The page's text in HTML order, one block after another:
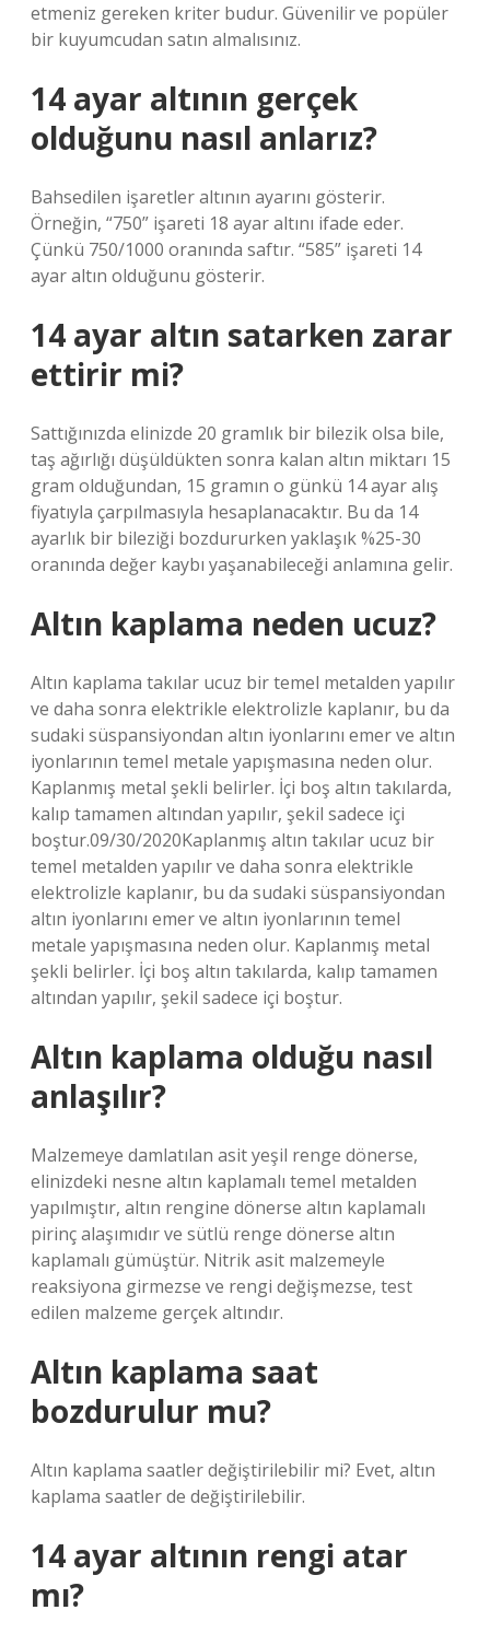
etmeniz gereken kriter budur. Güvenilir ve popüler
bir kuyumcudan satın almalısınız.
14 ayar altının gerçek
olduğunu nasıl anlarız?
Bahsedilen işaretler altının ayarını gösterir.
Örneğin, “750” işareti 18 ayar altını ifade eder.
Çünkü 750/1000 oranında saftır. “585” işareti 14
ayar altın olduğunu gösterir.
14 ayar altın satarken zarar
ettirir mi?
Sattığınızda elinizde 20 gramlık bir bilezik olsa bile,
taş ağırlığı düşüldükten sonra kalan altın miktarı 15
gram olduğundan, 15 gramın o günkü 14 ayar alış
fiyatıyla çarpılmasıyla hesaplanacaktır. Bu da 14
ayarlık bir bileziği bozdururken yaklaşık %25-30
oranında değer kaybı yaşanabileceği anlamına gelir.
Altın kaplama neden ucuz?
Altın kaplama takılar ucuz bir temel metalden yapılır
ve daha sonra elektrikle elektrolizle kaplanır, bu da
sudaki süspansiyondan altın iyonlarını emer ve altın
iyonlarının temel metale yapışmasına neden olur.
Kaplanmış metal şekli belirler. İçi boş altın takılarda,
kalıp tamamen altından yapılır, şekil sadece içi
boştur.09/30/2020Kaplanmış altın takılar ucuz bir
temel metalden yapılır ve daha sonra elektrikle
elektrolizle kaplanır, bu da sudaki süspansiyondan
altın iyonlarını emer ve altın iyonlarının temel
metale yapışmasına neden olur. Kaplanmış metal
şekli belirler. İçi boş altın takılarda, kalıp tamamen
altından yapılır, şekil sadece içi boştur.
Altın kaplama olduğu nasıl
anlaşılır?
Malzemeye damlatılan asit yeşil renge dönerse,
elinizdeki nesne altın kaplamalı temel metalden
yapılmıştır, altın rengine dönerse altın kaplamalı
pirinç alaşımıdır ve sütlü renge dönerse altın
kaplamalı gümüştür. Nitrik asit malzemeyle
reaksiyona girmezse ve rengi değişmezse, test
edilen malzeme gerçek altındır.
Altın kaplama saat
bozdurulur mu?
Altın kaplama saatler değiştirilebilir mi? Evet, altın
kaplama saatler de değiştirilebilir.
14 ayar altının rengi atar
mı?